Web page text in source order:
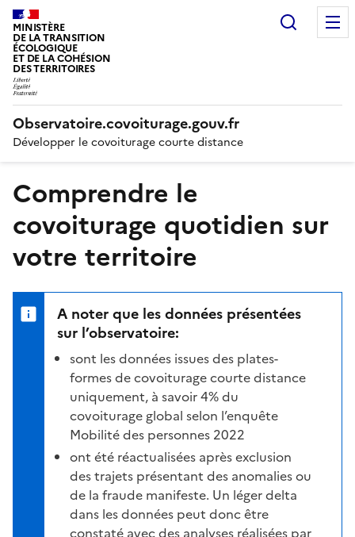
MINISTÈRE
DE LA TRANSITION
ÉCOLOGIQUE
ET DE LA COHÉSION
DES TERRITOIRES
Observatoire.covoiturage.gouv.fr
Développer le covoiturage courte distance
Comprendre le
covoiturage quotidien sur
votre territoire
A noter que les données présentées
sur l’observatoire:
sont les données issues des plates-
formes de covoiturage courte distance
uniquement, à savoir 4% du
covoiturage global selon l’enquête
Mobilité des personnes 2022
ont été réactualisées après exclusion
des trajets présentant des anomalies ou
de la fraude manifeste. Un léger delta
dans les données peut donc être
constaté avec des analyses réalisées par